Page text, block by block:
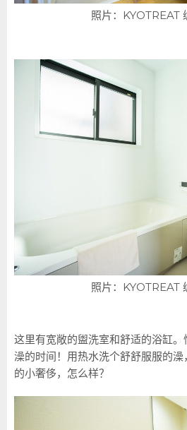
照片：KYOTREAT
照片：KYOTREAT
这里有宽敞的盥洗室和舒适的浴缸
澡的时间！用热水洗个舒舒服服的
的小奢侈，怎么样？